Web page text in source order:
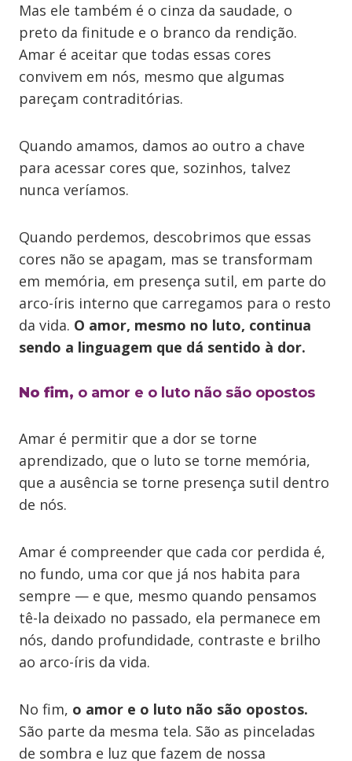
Mas ele também é o cinza da saudade, o
preto da finitude e o branco da rendição.
Amar é aceitar que todas essas cores
convivem em nós, mesmo que algumas
pareçam contraditórias.
Quando amamos, damos ao outro a chave
para acessar cores que, sozinhos, talvez
nunca veríamos.
Quando perdemos, descobrimos que essas
cores não se apagam, mas se transformam
em memória, em presença sutil, em parte do
arco-íris interno que carregamos para o resto
da vida. O amor, mesmo no luto, continua
sendo a linguagem que dá sentido à dor.
No fim, o amor e o luto não são opostos
Amar é permitir que a dor se torne
aprendizado, que o luto se torne memória,
que a ausência se torne presença sutil dentro
de nós.
Amar é compreender que cada cor perdida é,
no fundo, uma cor que já nos habita para
sempre — e que, mesmo quando pensamos
tê-la deixado no passado, ela permanece em
nós, dando profundidade, contraste e brilho
ao arco-íris da vida.
No fim, o amor e o luto não são opostos.
São parte da mesma tela. São as pinceladas
de sombra e luz que fazem de nossa